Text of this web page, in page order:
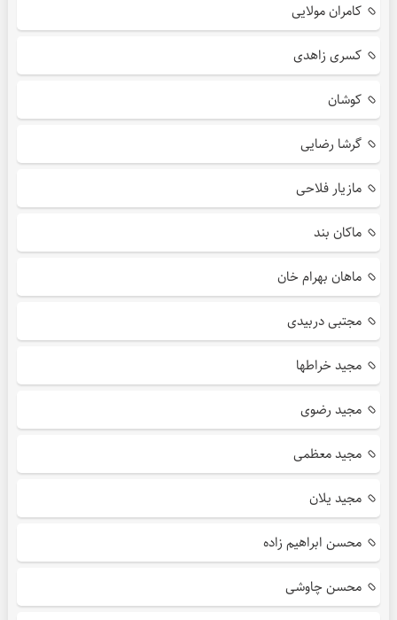
کامران مولایی
کسری زاهدی
کوشان
گرشا رضایی
مازیار فلاحی
ماکان بند
ماهان بهرام خان
مجتبی دربیدی
مجید خراطها
مجید رضوی
مجید معظمی
مجید یلان
محسن ابراهیم زاده
محسن چاوشی